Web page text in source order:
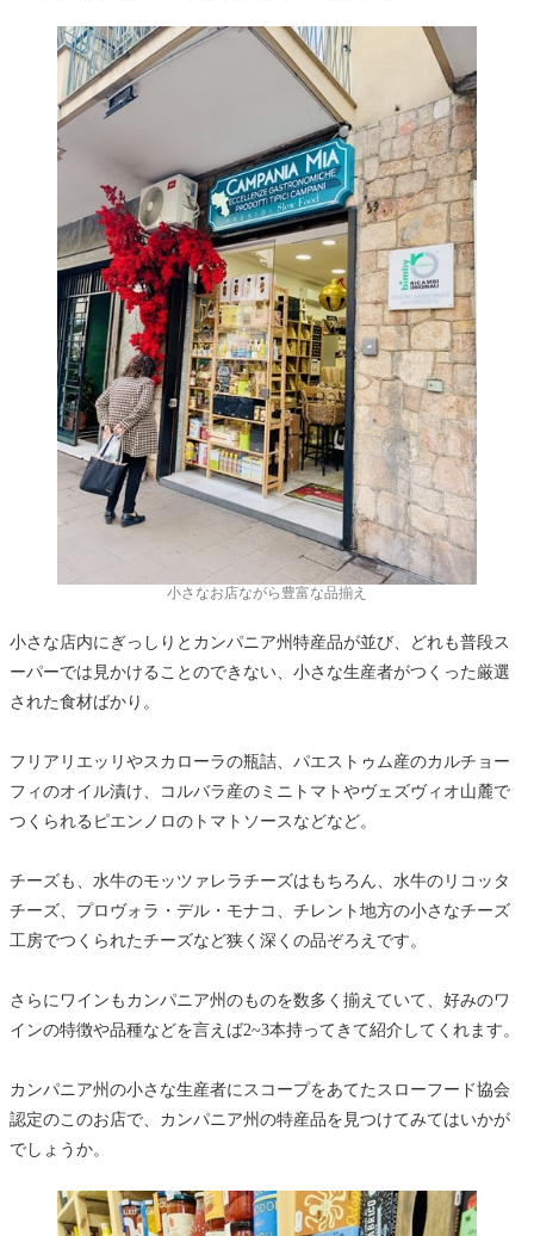
小さなお店ながら豊富な品揃え
小さな店内にぎっしりとカンパニア州特産品が並び、どれも普段ス
ーパーでは見かけることのできない、小さな生産者がつくった厳選
された食材ばかり。
フリアリエッリやスカローラの瓶詰、パエストゥム産のカルチョー
フィのオイル漬け、コルバラ産のミニトマトやヴェズヴィオ山麓で
つくられるピエンノロのトマトソースなどなど。
チーズも、水牛のモッツァレラチーズはもちろん、水牛のリコッタ
チーズ、プロヴォラ・デル・モナコ、チレント地方の小さなチーズ
工房でつくられたチーズなど狭く深くの品ぞろえです。
さらにワインもカンパニア州のものを数多く揃えていて、好みのワ
インの特徴や品種などを言えば2~3本持ってきて紹介してくれます。
カンパニア州の小さな生産者にスコープをあてたスローフード協会
認定のこのお店で、カンパニア州の特産品を見つけてみてはいかが
でしょうか。